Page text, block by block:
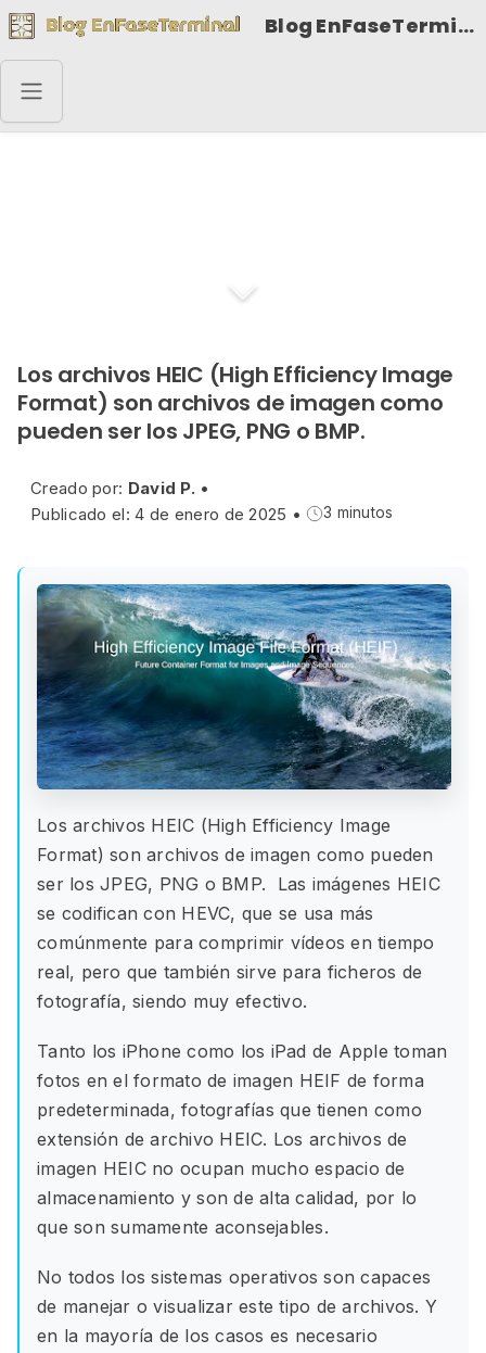
Blog EnFaseTerminal
Los archivos HEIC (High Efficiency Image
Format) son archivos de imagen como
pueden ser los JPEG, PNG o BMP.
Creado por: David P. •
Publicado el: 4 de enero de 2025 • 3 minutos
Los archivos HEIC (High Efficiency Image
Format) son archivos de imagen como pueden
ser los JPEG, PNG o BMP. Las imágenes HEIC
se codifican con HEVC, que se usa más
comúnmente para comprimir vídeos en tiempo
real, pero que también sirve para ficheros de
fotografía, siendo muy efectivo.
Tanto los iPhone como los iPad de Apple toman
fotos en el formato de imagen HEIF de forma
predeterminada, fotografías que tienen como
extensión de archivo HEIC. Los archivos de
imagen HEIC no ocupan mucho espacio de
almacenamiento y son de alta calidad, por lo
que son sumamente aconsejables.
No todos los sistemas operativos son capaces
de manejar o visualizar este tipo de archivos. Y
en la mayoría de los casos es necesario